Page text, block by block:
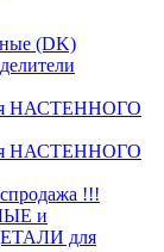
(DK)
НАСТЕННОГО
НАСТЕННОГО
!!!
и
для